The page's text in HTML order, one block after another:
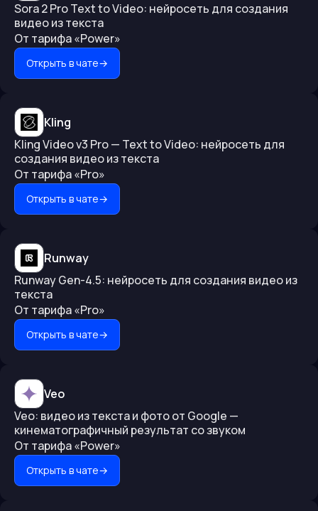
Sora 2 Pro Text to Video: нейросеть для создания
видео из текста
От тарифа «Power»
Открыть в чате→
Kling
Kling Video v3 Pro — Text to Video: нейросеть для
создания видео из текста
От тарифа «Pro»
Открыть в чате→
Runway
Runway Gen-4.5: нейросеть для создания видео из
текста
От тарифа «Pro»
Открыть в чате→
Veo
Veo: видео из текста и фото от Google —
кинематографичный результат со звуком
От тарифа «Power»
Открыть в чате→